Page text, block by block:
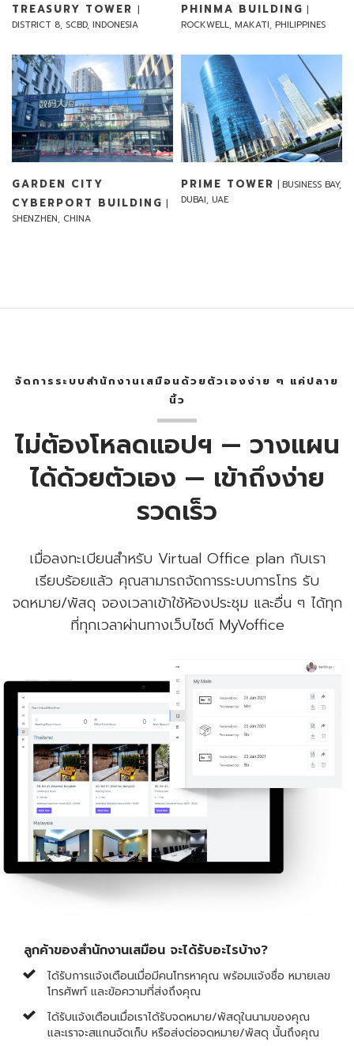
TREASURY TOWER |
DISTRICT 8, SCBD, INDONESIA
PHINMA BUILDING |
ROCKWELL, MAKATI, PHILIPPINES
GARDEN CITY
CYBERPORT BUILDING |
SHENZHEN, CHINA
PRIME TOWER | BUSINESS BAY,
DUBAI, UAE
จัดการระบบสำนักงานเสมือนด้วยตัวเองง่าย ๆ แค่ปลาย
นิ้ว
ไม่ต้องโหลดแอปฯ — วางแผน
ได้ด้วยตัวเอง — เข้าถึงง่าย
รวดเร็ว
เมื่อลงทะเบียนสำหรับ Virtual Office plan กับเรา
เรียบร้อยแล้ว คุณสามารถจัดการระบบการโทร รับ
จดหมาย/พัสดุ จองเวลาเข้าใช้ห้องประชุม และอื่น ๆ ได้ทุก
ที่ทุกเวลาผ่านทางเว็บไซต์ MyVoffice
ลูกค้าของสำนักงานเสมือน จะได้รับอะไรบ้าง?
ได้รับการแจ้งเตือนเมื่อมีคนโทรหาคุณ พร้อมแจ้งชื่อ หมายเลข
โทรศัพท์ และข้อความที่ส่งถึงคุณ
ได้รับแจ้งเตือนเมื่อเราได้รับจดหมาย/พัสดุในนามของคุณ
และเราจะสแกนจัดเก็บ หรือส่งต่อจดหมาย/พัสดุ นั้นถึงคุณ